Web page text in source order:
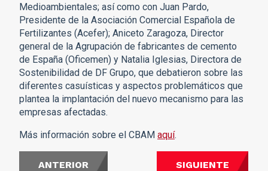
Medioambientales; así como con Juan Pardo,
Presidente de la Asociación Comercial Española de
Fertilizantes (Acefer); Aniceto Zaragoza, Director
general de la Agrupación de fabricantes de cemento
de España (Oficemen) y Natalia Iglesias, Directora de
Sostenibilidad de DF Grupo, que debatieron sobre las
diferentes casuísticas y aspectos problemáticos que
plantea la implantación del nuevo mecanismo para las
empresas afectadas.
Más información sobre el CBAM aquí.
ANTERIOR SIGUIENTE